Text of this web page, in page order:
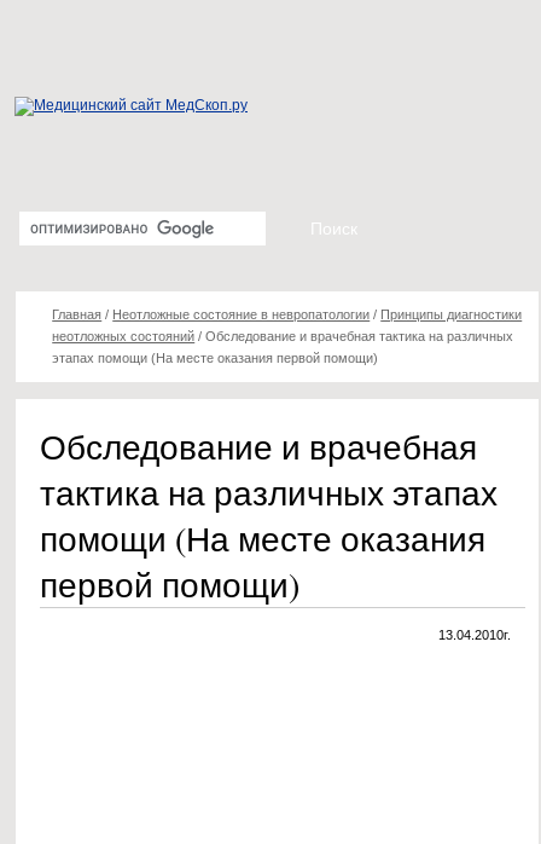
Главная / Неотложные состояние в невропатологии / Принципы диагностики
неотложных состояний /Обследование и врачебная тактика на различных
этапах помощи (На месте оказания первой помощи)
Обследование и врачебная
тактика на различных этапах
помощи (На месте оказания
первой помощи)
13.04.2010г.